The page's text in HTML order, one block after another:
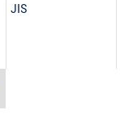
JIS